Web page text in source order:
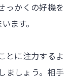
っかくの好機を
ます。
とに注力するよ
ましょう。相手